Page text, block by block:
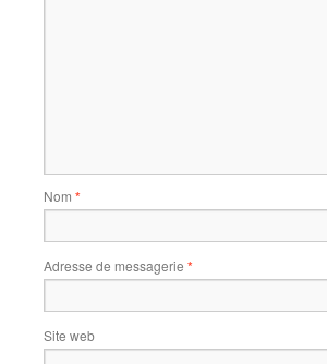
Nom *
Adresse de messagerie *
Site web